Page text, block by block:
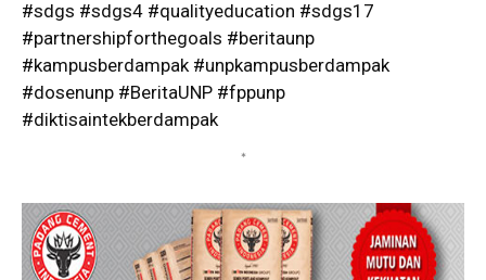
#sdgs #sdgs4 #qualityeducation #sdgs17
#partnershipforthegoals #beritaunp
#kampusberdampak #unpkampusberdampak
#dosenunp #BeritaUNP #fppunp
#diktisaintekberdampak
*